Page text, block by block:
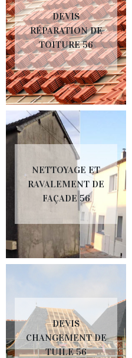
DEVIS
RÉPARATION DE
TOITURE 56
NETTOYAGE ET
RAVALEMENT DE
FAÇADE 56
DEVIS
CHANGEMENT DE
TUILE 56